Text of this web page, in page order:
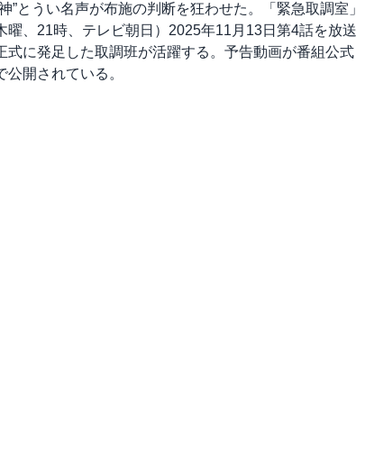
”とうい名声が布施の判断を狂わせた。「緊急取調室」
曜、21時、テレビ朝日）2025年11月13日第4話を放送
式に発足した取調班が活躍する。予告動画が番組公式
公開されている。